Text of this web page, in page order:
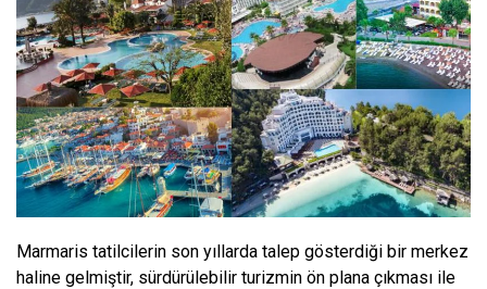
Marmaris tatilcilerin son yıllarda talep gösterdiği bir merkez
haline gelmiştir, sürdürülebilir turizmin ön plana çıkması ile